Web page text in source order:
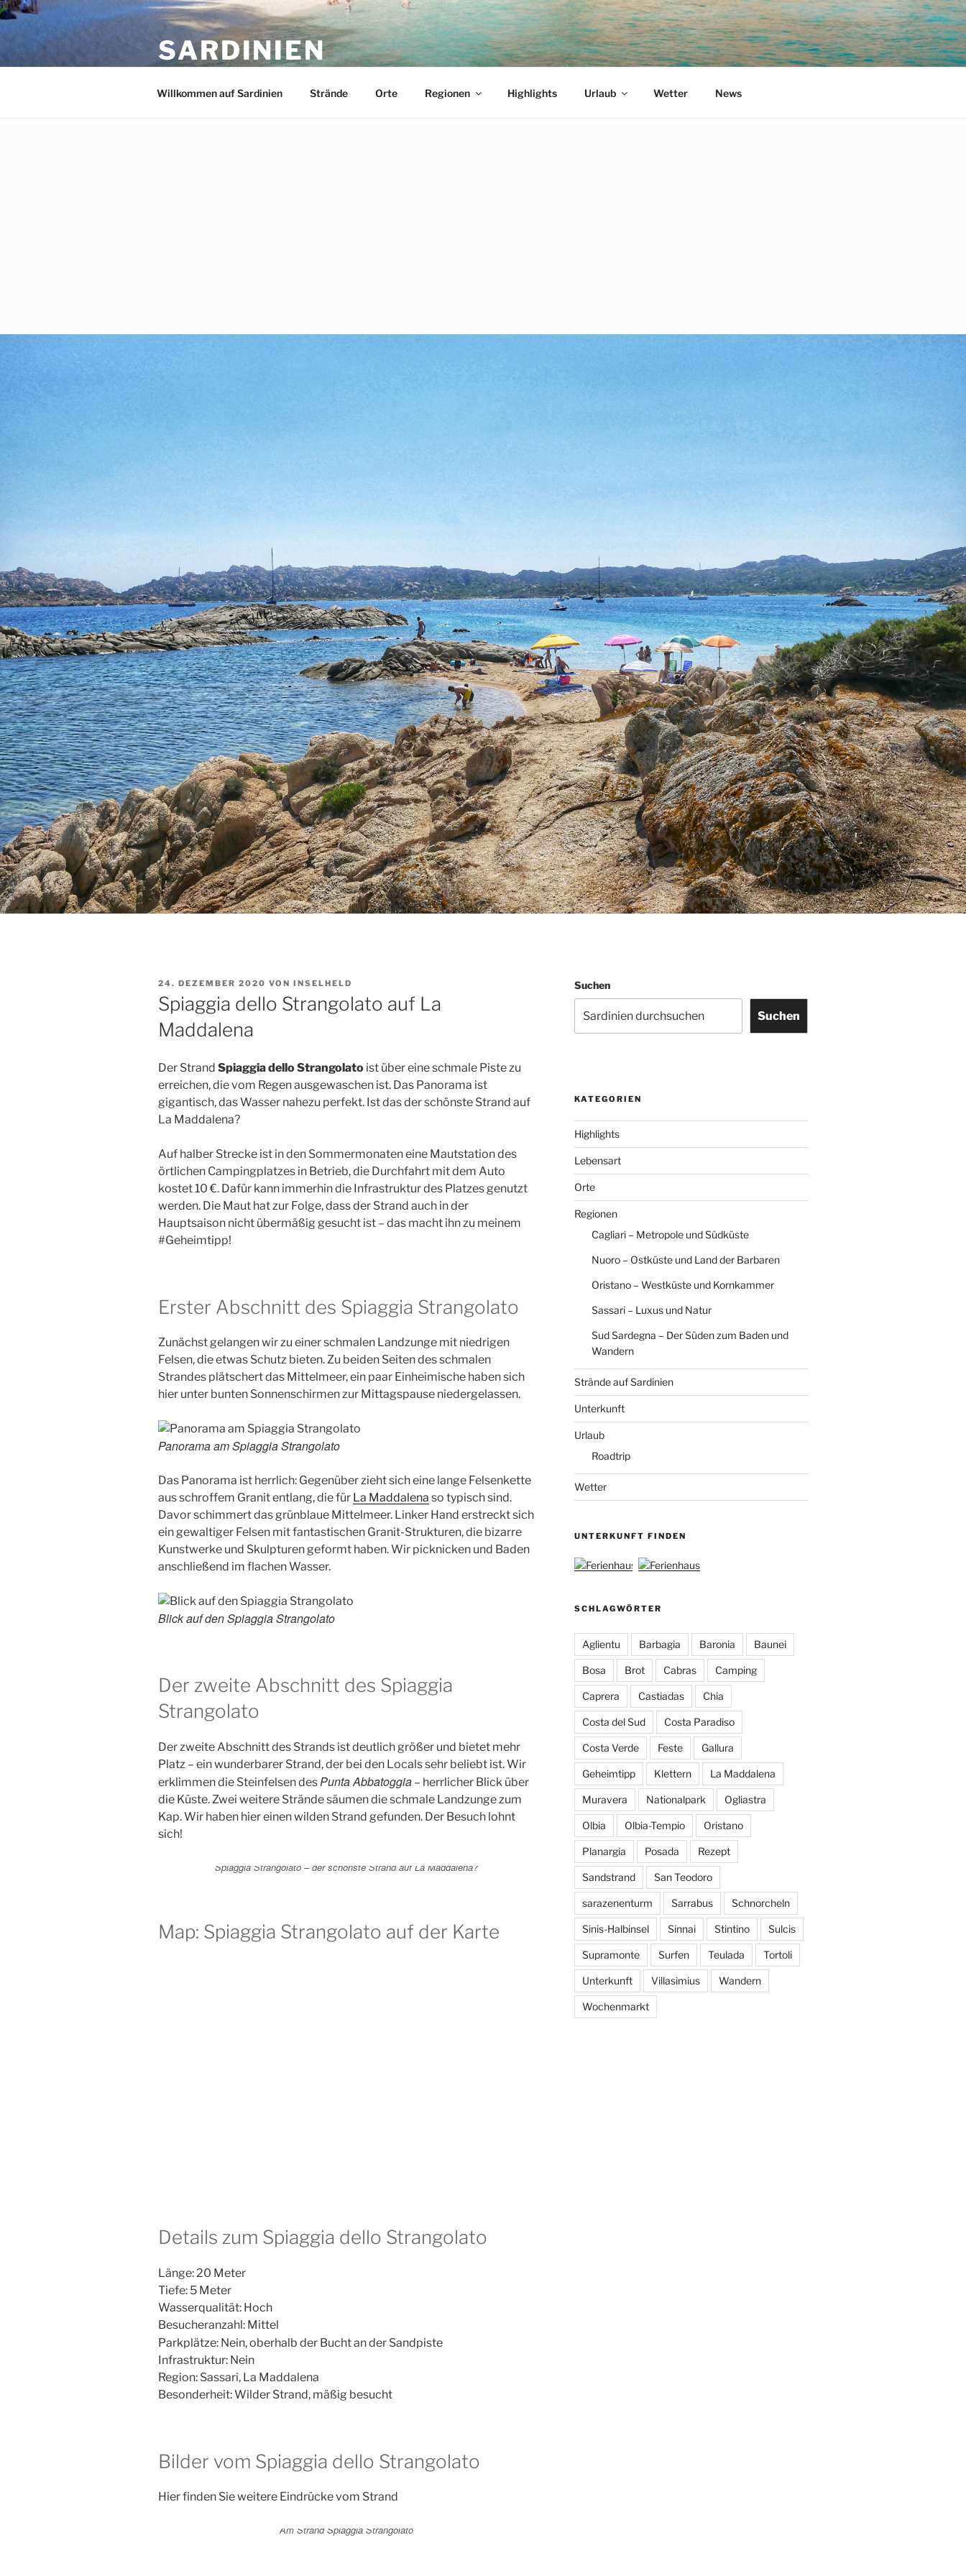
Zum
Inhalt
springen
SARDINIEN
Willkommen auf Sardinien Strände Orte Regionen Highlights Urlaub Wetter News
VERÖFFENTLICHT
AM
24. DEZEMBER 2020 VON INSELHELD
Spiaggia dello Strangolato auf La
Maddalena
Der Strand Spiaggia dello Strangolato ist über eine schmale Piste zu
erreichen, die vom Regen ausgewaschen ist. Das Panorama ist
gigantisch, das Wasser nahezu perfekt. Ist das der schönste Strand auf
La Maddalena?
Auf halber Strecke ist in den Sommermonaten eine Mautstation des
örtlichen Campingplatzes in Betrieb, die Durchfahrt mit dem Auto
kostet 10 €. Dafür kann immerhin die Infrastruktur des Platzes genutzt
werden. Die Maut hat zur Folge, dass der Strand auch in der
Hauptsaison nicht übermäßig gesucht ist – das macht ihn zu meinem
#Geheimtipp!
Erster Abschnitt des Spiaggia Strangolato
Zunächst gelangen wir zu einer schmalen Landzunge mit niedrigen
Felsen, die etwas Schutz bieten. Zu beiden Seiten des schmalen
Strandes plätschert das Mittelmeer, ein paar Einheimische haben sich
hier unter bunten Sonnenschirmen zur Mittagspause niedergelassen.
Panorama am Spiaggia Strangolato
Das Panorama ist herrlich: Gegenüber zieht sich eine lange Felsenkette
aus schroffem Granit entlang, die für La Maddalena so typisch sind.
Davor schimmert das grünblaue Mittelmeer. Linker Hand erstreckt sich
ein gewaltiger Felsen mit fantastischen Granit-Strukturen, die bizarre
Kunstwerke und Skulpturen geformt haben. Wir picknicken und Baden
anschließend im flachen Wasser.
Blick auf den Spiaggia Strangolato
Der zweite Abschnitt des Spiaggia
Strangolato
Der zweite Abschnitt des Strands ist deutlich größer und bietet mehr
Platz – ein wunderbarer Strand, der bei den Locals sehr beliebt ist. Wir
erklimmen die Steinfelsen desPunta Abbatoggia – herrlicher Blick über
die Küste. Zwei weitere Strände säumen die schmale Landzunge zum
Kap. Wir haben hier einen wilden Strand gefunden. Der Besuch lohnt
sich!
Spiaggia Strangolato – der schönste Strand auf La Maddalena?
Map: Spiaggia Strangolato auf der Karte
Details zum Spiaggia dello Strangolato
Länge: 20 Meter
Tiefe: 5 Meter
Wasserqualität: Hoch
Besucheranzahl: Mittel
Parkplätze: Nein, oberhalb der Bucht an der Sandpiste
Infrastruktur: Nein
Region: Sassari, La Maddalena
Besonderheit: Wilder Strand, mäßig besucht
Bilder vom Spiaggia dello Strangolato
Hier finden Sie weitere Eindrücke vom Strand
Am Strand Spiaggia Strangolato
Suchen
Suchen
KATEGORIEN
Highlights
Lebensart
Orte
Regionen
Cagliari – Metropole und Südküste
Nuoro – Ostküste und Land der Barbaren
Oristano – Westküste und Kornkammer
Sassari – Luxus und Natur
Sud Sardegna – Der Süden zum Baden und
Wandern
Strände auf Sardinien
Unterkunft
Urlaub
Roadtrip
Wetter
UNTERKUNFT FINDEN
SCHLAGWÖRTER
Aglientu Barbagia Baronia Baunei
Bosa Brot Cabras Camping
Caprera Castiadas Chia
Costa del Sud Costa Paradiso
Costa Verde Feste Gallura
Geheimtipp Klettern La Maddalena
Muravera Nationalpark Ogliastra
Olbia Olbia-Tempio Oristano
Planargia Posada Rezept
Sandstrand San Teodoro
sarazenenturm Sarrabus Schnorcheln
Sinis-Halbinsel Sinnai Stintino Sulcis
Supramonte Surfen Teulada Tortoli
Unterkunft Villasimius Wandern
Wochenmarkt